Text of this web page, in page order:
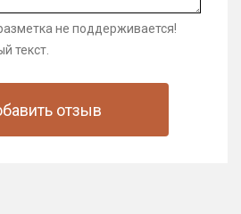
не поддерживается!
текст.
отзыв